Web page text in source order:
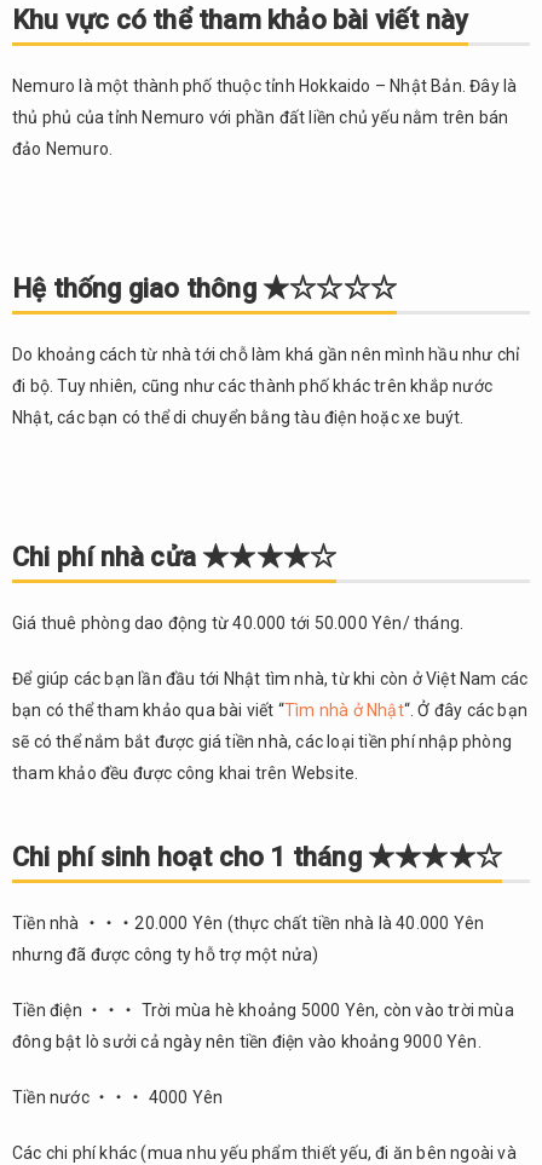
có
tham
khảo
bài
viết
thông
★☆☆☆☆
phí nhà
cửa
★★★★☆
★★★★☆
toàn / Trị
★★★★★
6.
Cộng
đồng Việt
Nhật
nghỉ / Giải
trí
★★★★☆
8.
Hỗ trợ
Chính
phương
Tổng
Khu vực có thể tham khảo bài viết này
Nemuro là một thành phố thuộc tỉnh Hokkaido – Nhật Bản. Đây là
thủ phủ của tỉnh Nemuro với phần đất liền chủ yếu nằm trên bán
đảo Nemuro.
Hệ thống giao thông ★☆☆☆☆
Do khoảng cách từ nhà tới chỗ làm khá gần nên mình hầu như chỉ
đi bộ. Tuy nhiên, cũng như các thành phố khác trên khắp nước
Nhật, các bạn có thể di chuyển bằng tàu điện hoặc xe buýt.
Chi phí nhà cửa ★★★★☆
Giá thuê phòng dao động từ 40.000 tới 50.000 Yên/ tháng.
Để giúp các bạn lần đầu tới Nhật tìm nhà, từ khi còn ở Việt Nam các
bạn có thể tham khảo qua bài viết “Tìm nhà ở Nhật“. Ở đây các bạn
sẽ có thể nắm bắt được giá tiền nhà, các loại tiền phí nhập phòng
tham khảo đều được công khai trên Website.
Chi phí sinh hoạt cho 1 tháng ★★★★☆
Tiền nhà ・・・20.000 Yên (thực chất tiền nhà là 40.000 Yên
nhưng đã được công ty hỗ trợ một nửa)
Tiền điện ・・・ Trời mùa hè khoảng 5000 Yên, còn vào trời mùa
đông bật lò sưởi cả ngày nên tiền điện vào khoảng 9000 Yên.
Tiền nước ・・・ 4000 Yên
Các chi phí khác (mua nhu yếu phẩm thiết yếu, đi ăn bên ngoài và